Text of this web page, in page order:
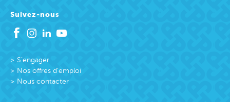
Suivez-nous
S’engager
Nos offres d’emploi
Nous contacter